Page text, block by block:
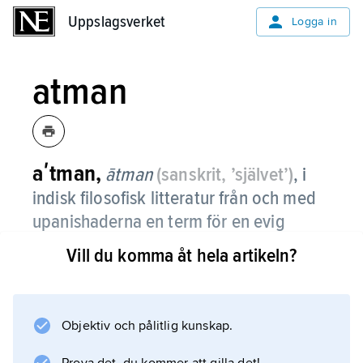
Uppslagsverket Logga in
atman
aʹtman, ātman (sanskrit, ’självet’), i
indisk filosofisk litteratur från och med
upanishaderna en term för en evig
innersta essens i såväl människan som
andra levande varelser.
nästa återfödelse och är alltså oberörd av alla
Vill du komma åt hela artikeln?
Objektiv och pålitlig kunskap.